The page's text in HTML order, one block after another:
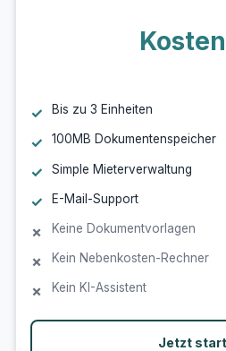
Bis zu 3 Einheiten
100MB Dokumentenspeicher
Simple Mieterverwaltung
E-Mail-Support
Keine Dokumentvorlagen
Kein Nebenkosten-Rechner
Kein KI-Assistent
Jetzt